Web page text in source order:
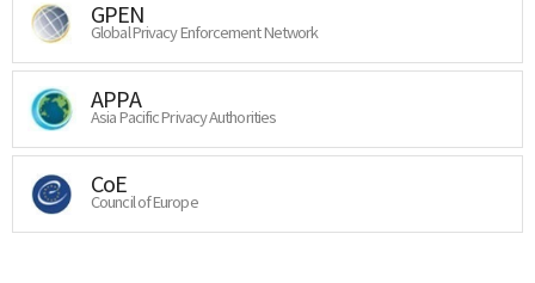
GPEN
Global Privacy Enforcement Network
APPA
Asia Pacific Privacy Authorities
CoE
Council of Europe